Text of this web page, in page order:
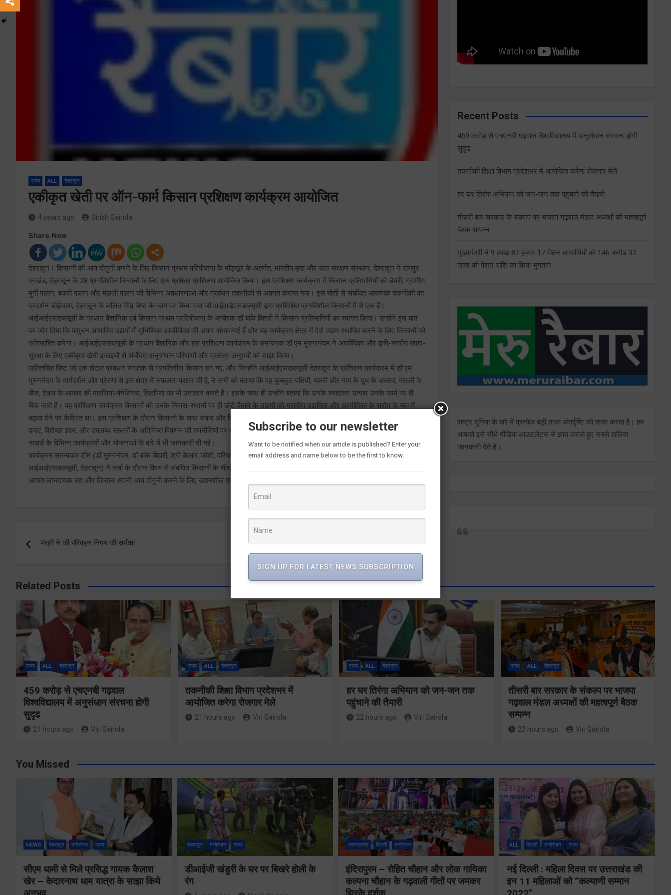
राज्य ALL देहरादून
एकीकृत खेती पर ऑन-फार्म किसान प्रशिक्षण कार्यक्रम आयोजित
4 years ago Girish Gairola
Share Now
देहरादून। किसानों की आय दोगुनी करने के लिए किसान प्रथम परियोजना के मॉड्यूल के अंतर्गत, भारतीय मृदा और जल संरक्षण संस्थान, देहरादून ने रायपुर
प्रखंड, देहरादून के 28 प्रगतिशील किसानों के लिए एक प्रक्षेत्र प्रशिक्षण आयोजित किया। इस प्रशिक्षण कार्यक्रम में किसान प्रतिभागियों को डेयरी, ग्रामीण
मुर्गी पालन, बकरी पालन और मछली पालन की विभिन्न अवधारणाओं और प्रबंधन तकनीकों से अवगत कराया गया। इस खेती से संबंधित आवश्यक तकनीको का
प्रदर्शन डोईवाला, देहरादून के ललित सिंह बिष्ट के फार्म पर किया गया जो आईआईएसडब्ल्यूसी द्वारा प्रशिक्षित प्रगतिशील किसानों में से एक हैं।
आईआईएसडब्ल्यूसी के प्रधान वैज्ञानिक एवं किसान प्रथम प्ररियोजना के अन्‍वेषक डॉ बांके बिहारी ने किसान प्रतिभागियों का स्वागत किया। उन्होंने इस बात
पर जोर दिया कि पशुधन आधारित उद्यमों में सुनिश्चित आजीविका की अपार संभावनाएं हैं और यह कार्यक्रम क्षेत्र में ऐसे उद्यम स्थापित करने के लिए किसानों को
प्रोत्साहित करेगा। आईआईएसडब्ल्यूसी के प्रधान वैज्ञानिक और इस प्रशिक्षण कार्यक्रम के समन्वयक डॉ एम मुरुगानंदम ने आजीविका और कृषि-स्तरीय खाद्य-
सुरक्षा के लिए एकीकृत खेती इकाइयों से संबंधित अनुसंधान परिणामों और प्रक्षेत्र अनुभवों को साझा किया।
ललितसिंह बिष्ट जो एक होटल प्रबंधन स्नातक से प्रगतिशील किसान बन गए, और जिन्होंने आईआईएसडब्ल्यूसी देहरादून के प्रशिक्षण कार्यक्रम में डॉ एम
मुरुगनंदम के मार्गदर्शन और प्रेरणा से इस क्षेत्र में सफलता प्राप्‍त की है, ने सभी को बताया कि वह कुक्कुट पक्षियों, बकरी और गाय के दूध के अलावा, मछली के
बीज, टेबल के आकार की मछलियां-पंगेसियस, तिलपिया का भी उत्‍पादन करते हैं। इसके साथ ही उन्‍होंने बताया कि उनके ज्‍यादातर उत्‍पाद उनके फार्म पर ही
बिक जाते हैं। यह प्रशिक्षण कार्यक्रम किसानों को उनके निवास-स्‍थानों पर ही छोटे पैमाने के उद्यमों को ग्रामीण उद्यमिता और आजीविका के स्रोत के रूप में
बढ़ावा देने पर केंद्रित था। इस प्रशिक्षण के दौरान किसानो के साथ संवाद और विचार-विमर्श में इस कार्य के लिए आवश्‍यक उपादानों जैसे बीज, चूजे, चारा, पशु
दवाएं, विशेषज्ञ ज्ञान, और उपलब्ध साधनों के अतिरिक्‍त विपणन की रणनीतियों पर भी चर्चा की गई। इस दौरान राज्‍य मत्‍स्‍य पालन विभाग, पशु पालन विभाग और
नाबार्ड के विभिन्‍न कार्यक्रमों और योजनाओं के बारे में भी जानकारी दी गई।
कार्यक्रम समन्वयक टीम (डॉ मुरुगनंदम, डॉ बांके बिहारी, श्री केआर जोशी, वरिष्‍ठ तकनीकी अधिकारी और श्री अनिल मलिक, परियोजना कर्मचारी,
आईआईएसडब्ल्यूसी, देहरादून) ने चर्चा के दौरान विषय से संबंधित किसानों के सीखने के स्‍तर का मूल्यांकन किया और पाया कि किसानो का यह प्रक्षेत्र प्रशिक्षण
अत्‍यंत लाभदायक रहा और किसान अपनी आय दोगुनी करने के लिए उद्यमशील एकीकृत कृषि इकाइयां स्थापित करने के लिए आश्वस्त हैं।
navigation
मंत्री ने की परिवहन निगम की समीक्षा कांग्रेस ने फूंका भाजपा सरकार का पुतला
Recent Posts
459 करोड़ से एचएनबी गढ़वाल विश्वविद्यालय में अनुसंधान संरचना होगी
सुदृढ
तकनीकी शिक्षा विभाग प्रदेशभर में आयोजित करेगा रोजगार मेले
हर घर तिरंगा अभियान को जन-जन तक पहुंचाने की तैयारी
तीसरी बार सरकार के संकल्प पर भाजपा गढ़वाल मंडल अध्यक्षों की महत्वपूर्ण
बैठक सम्पन्न
मुख्यमंत्री ने 9 लाख 87 हजार 17 पेंशन लाभार्थियों को 146 करोड़ 32
लाख की पेंशन राशि का किया भुगतान
राष्ट्र दुनिया के बारे में प्रत्येक बड़ी ताजा अंतर्दृष्टि को ताज़ा करता है। हम
आपको इसे सीधे मीडिया आउटलेट्स से ज्ञात कराते हुए सबसे हालिया
जानकारी देते हैं।
Related Posts
राज्य ALL देहरादून
459 करोड़ से एचएनबी गढ़वाल
विश्वविद्यालय में अनुसंधान संरचना होगी
सुदृढ
21 hours ago Viri Gairola
राज्य ALL देहरादून
तकनीकी शिक्षा विभाग प्रदेशभर में
आयोजित करेगा रोजगार मेले
21 hours ago Viri Gairola
राज्य ALL देहरादून
हर घर तिरंगा अभियान को जन-जन तक
पहुंचाने की तैयारी
22 hours ago Viri Gairola
राज्य ALL देहरादून
तीसरी बार सरकार के संकल्प पर भाजपा
गढ़वाल मंडल अध्यक्षों की महत्वपूर्ण बैठक
सम्पन्न
23 hours ago Viri Gairola
You Missed
NEWS देहरादून मनोरंजन राज्य
सीएम धामी से मिले प्रसिद्ध गायक कैलाश
खेर – केदारनाथ धाम यात्रा के साझा किये
देहरादून मनोरंजन राज्य
डीआईजी खंडुरी के घर पर बिखरे होली के
रंग
उत्तरप्रदेश दिल्ली मनोरंजन
इंदिरापुरम – रोहित चौहान और लोक गायिका
कल्पना चौहान के गढ़वाली गीतों पर जमकर
ALL दिल्ली मनोरंजन राज्य
नई दिल्ली : महिला दिवस पर उत्तराखंड की
इन 11 महिलाओं को “कल्याणी सम्मान
तकनीकी शिक्षा
विभाग प्रदेशभर में
Subscribe to our newsletter
Want to be notified when our article is published? Enter your
email address and name below to be the first to know.
SIGN UP FOR LATEST NEWS SUBSCRIPTION